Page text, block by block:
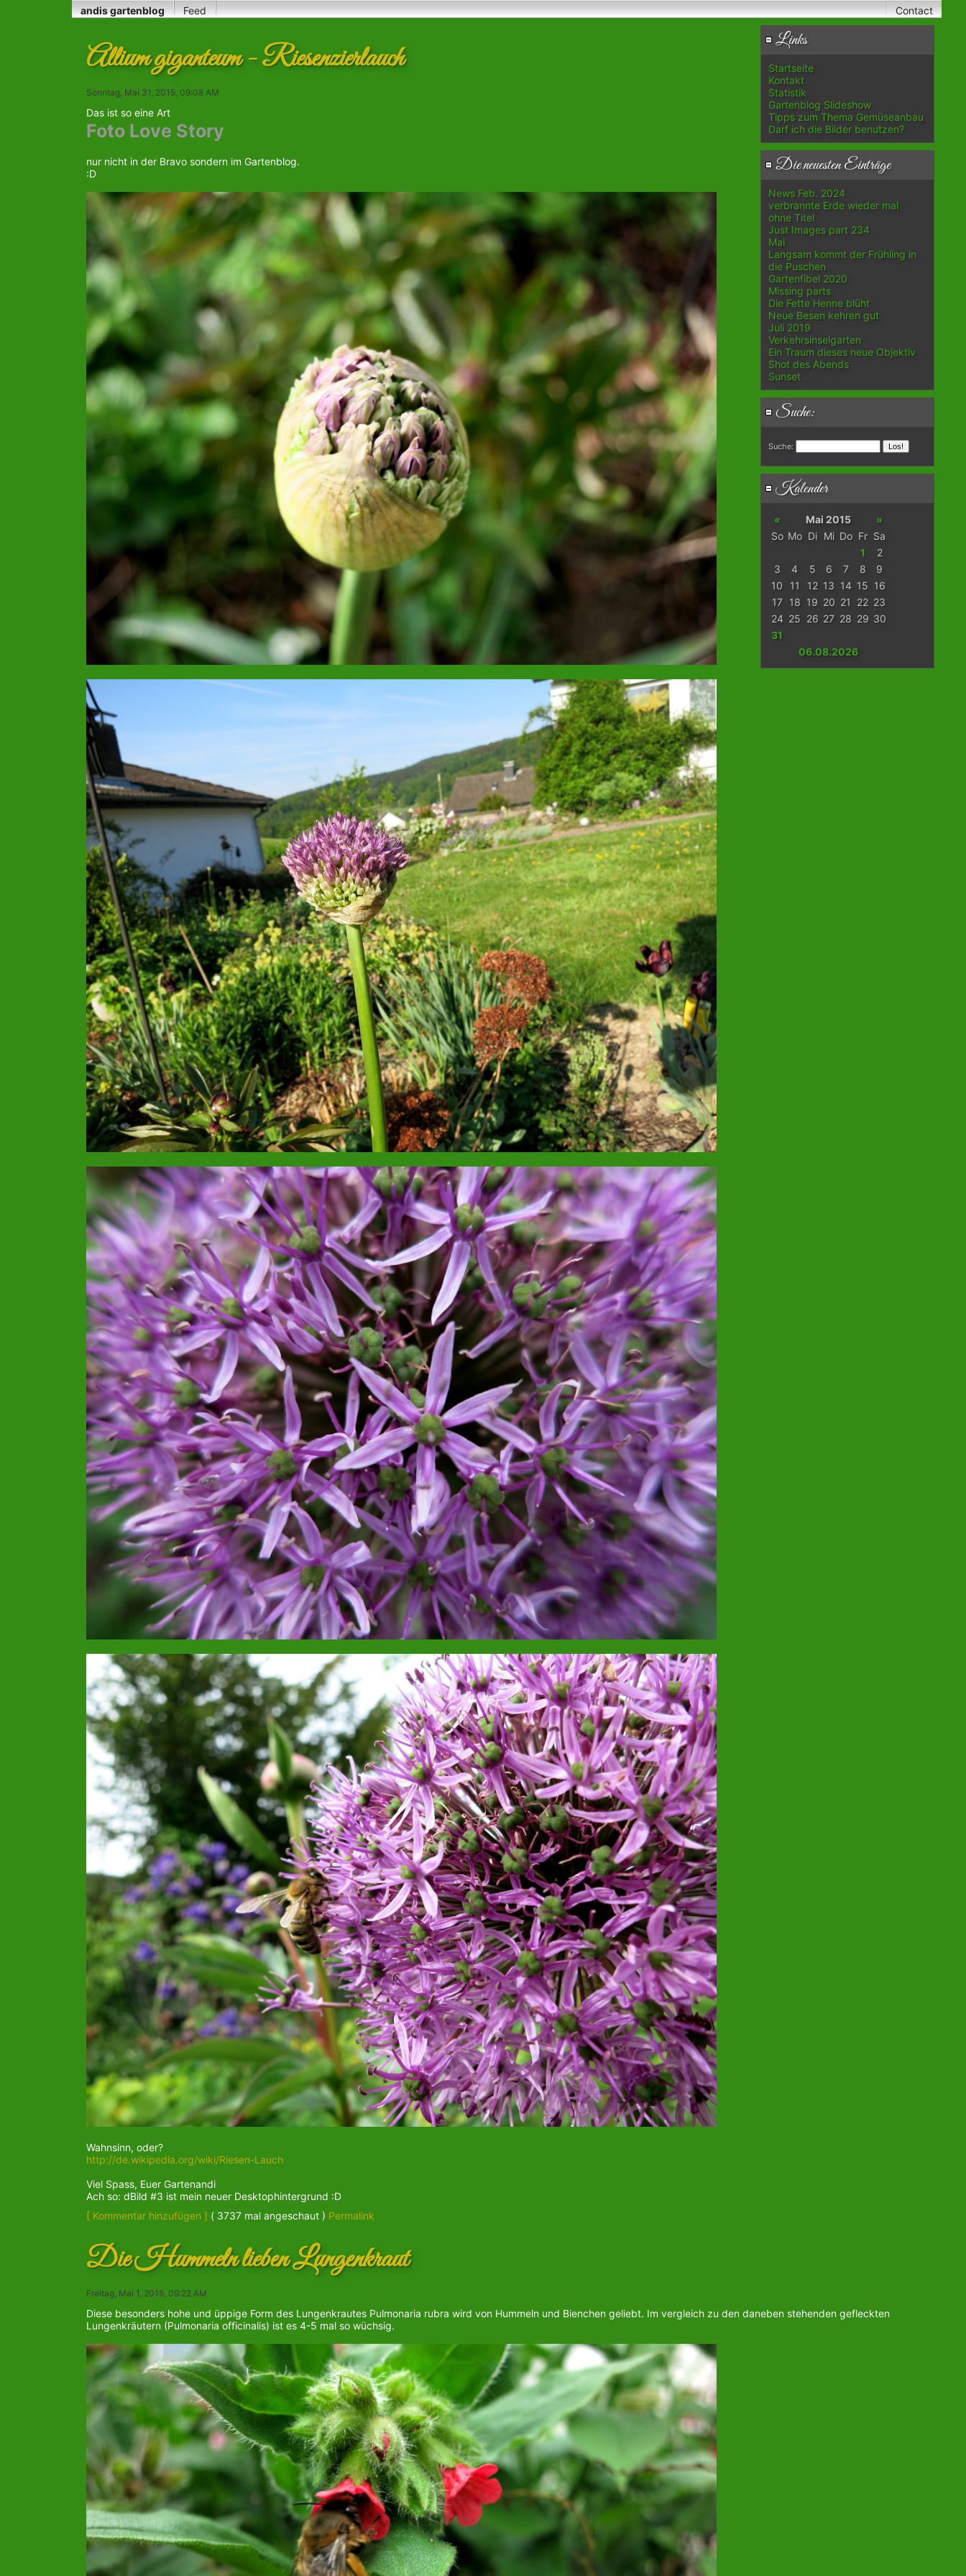
andis gartenblog Feed Contact
Links
Startseite
Kontakt
Statistik
Gartenblog Slideshow
Tipps zum Thema Gemüseanbau
Darf ich die Bilder benutzen?
Die neuesten Einträge
News Feb. 2024
verbrannte Erde wieder mal
ohne Titel
Just Images part 234
Mai
Langsam kommt der Frühling in
die Puschen
Gartenfibel 2020
Missing parts
Die Fette Henne blüht
Neue Besen kehren gut
Juli 2019
Verkehrsinselgarten
Ein Traum dieses neue Objektiv
Shot des Abends
Sunset
Suche:
Suche:
Kalender
« Mai 2015
»
So Mo Di Mi Do Fr Sa
1
2
3
4 5 6 7 8
9
10
11 12 13 14 15 16
17
18 19 20 21 22 23
24 25 26 27 28 29 30
31
06.08.2026
Allium giganteum - Riesenzierlauch
Sonntag, Mai 31, 2015, 09:08 AM
Das ist so eine Art
Foto Love Story
nur nicht in der Bravo sondern im Gartenblog.
:D
Wahnsinn, oder?
http://de.wikipedia.org/wiki/Riesen-Lauch
Viel Spass, Euer Gartenandi
Ach so: dBild #3 ist mein neuer Desktophintergrund :D
[ Kommentar hinzufügen ] ( 3737 mal angeschaut ) Permalink
Die Hummeln lieben Lungenkraut
Freitag, Mai 1, 2015, 09:22 AM
Diese besonders hohe und üppige Form des Lungenkrautes Pulmonaria rubra wird von Hummeln und Bienchen geliebt. Im vergleich zu den daneben stehenden gefleckten
Lungenkräutern (Pulmonaria officinalis) ist es 4-5 mal so wüchsig.